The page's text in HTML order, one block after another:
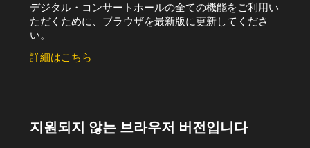
デジタル・コンサートホールの全ての機能をご利用い
ただくために、ブラウザを最新版に更新してくださ
い。
詳細はこちら
지원되지 않는 브라우저 버전입니다